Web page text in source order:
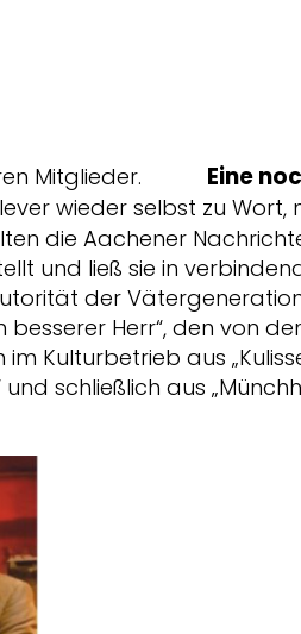
Mitglieder. Eine
wieder selbst zu Wort,
die Aachener
und ließ sie in
der Vätergeneration
besserer Herr“, den von
Kulturbetrieb aus
schließlich aus